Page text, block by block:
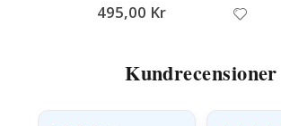
495,00 Kr
Kundrecensioner